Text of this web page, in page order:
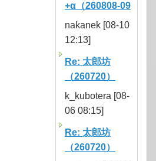
+α（260808-09
nakanek [08-10
12:13]
Re: 太郎坊
（260720）
k_kubotera [08-
06 08:15]
Re: 太郎坊
（260720）